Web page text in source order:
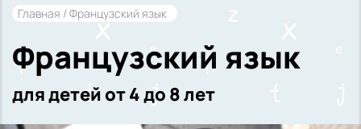
Главная / Французский язык
Французский язык
для детей от 4 до 8 лет